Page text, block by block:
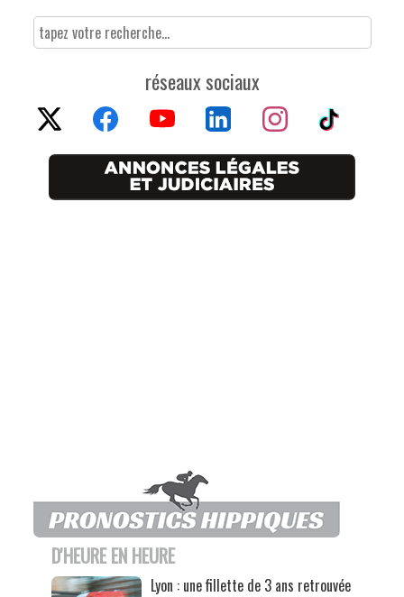
réseaux sociaux
D'HEURE EN HEURE
Lyon : une fillette de 3 ans retrouvée